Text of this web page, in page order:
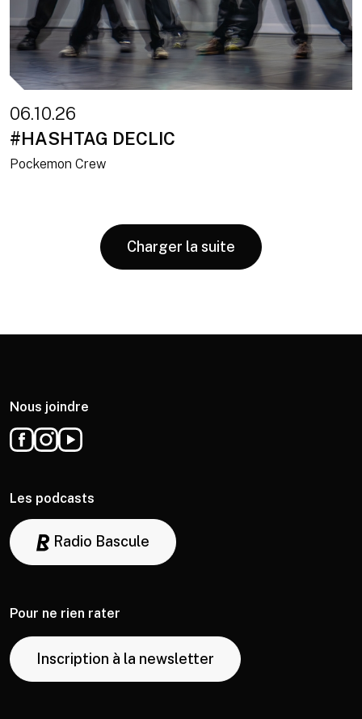
06.10.26
#HASHTAG DECLIC
Pockemon Crew
Charger la suite
Nous joindre
Les podcasts
Radio Bascule
Pour ne rien rater
Inscription à la newsletter